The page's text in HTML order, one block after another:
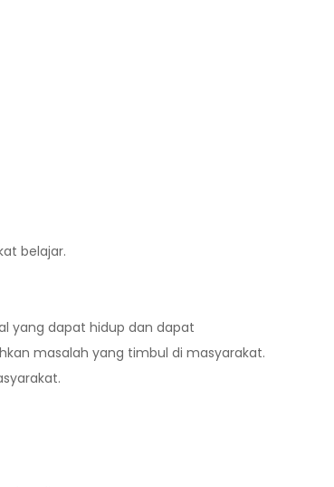
belajar.
yang dapat hidup dan dapat
masalah yang timbul di masyarakat.